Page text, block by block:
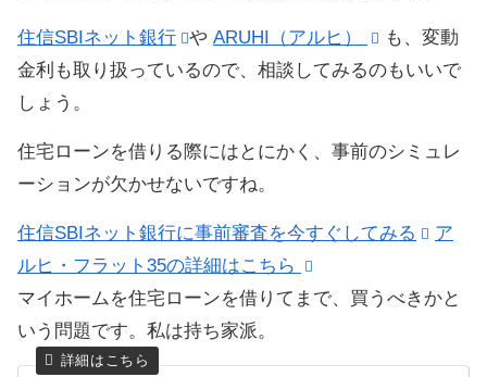
住信SBIネット銀行 や ARUHI（アルヒ）
も、変動
金利も取り扱っているので、相談してみるのもいいで
しょう。
住宅ローンを借りる際にはとにかく、事前のシミュレ
ーションが欠かせないですね。
住信SBIネット銀行に事前審査を今すぐしてみる
ア
ルヒ・フラット35の詳細はこちら
マイホームを住宅ローンを借りてまで、買うべきかと
いう問題です。私は持ち家派。